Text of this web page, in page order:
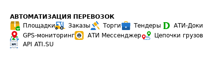
АВТОМАТИЗАЦИЯ ПЕРЕВОЗОК
Площадки
Заказы Торги Тендеры
АТИ-Доки
GPS-мониторинг
АТИ Мессенджер
Цепочки грузов
API ATI.SU